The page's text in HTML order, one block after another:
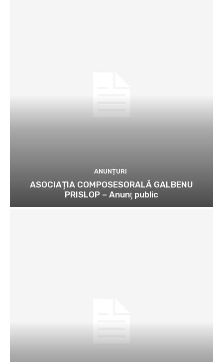
ANUNȚURI
ASOCIAȚIA COMPOSESORALĂ GALBENU
PRISLOP – Anunţ public